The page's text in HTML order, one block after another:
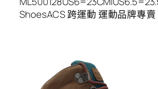
ShoesACS 跨運動 運動品牌專賣